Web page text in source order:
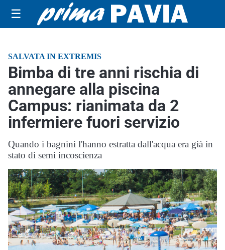
☰
SALVATA IN EXTREMIS
Bimba di tre anni rischia di
annegare alla piscina
Campus: rianimata da 2
infermiere fuori servizio
Quando i bagnini l'hanno estratta dall'acqua era già in
stato di semi incoscienza